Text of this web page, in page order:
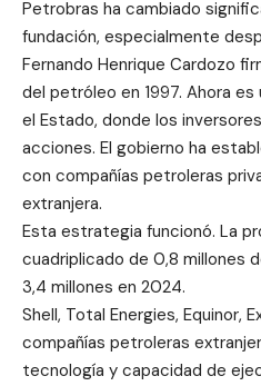
Petrobras ha cambiado
fundación, especialmente
Fernando Henrique Cardozo
del petróleo en 1997. Ahora
el Estado, donde los
acciones. El gobierno ha
con compañías petroleras
extranjera.
Esta estrategia funcionó. La
cuadriplicado de 0,8 millones
3,4 millones en 2024.
Shell, Total Energies, Equinor,
compañías petroleras
tecnología y capacidad de